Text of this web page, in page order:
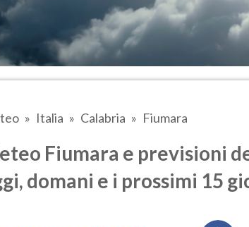
Italia Calabria Fiumara
Fiumara e previsioni
domani e i prossimi 15